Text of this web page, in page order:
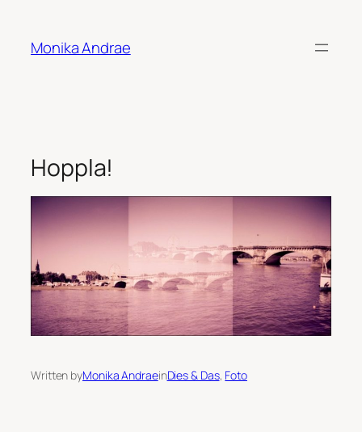
content
Monika Andrae
Hoppla!
Written byMonika AndraeinDies & Das, Foto